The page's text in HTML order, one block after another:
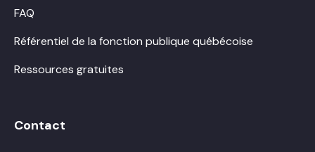
FAQ
Référentiel de la fonction publique québécoise
Ressources gratuites
Contact